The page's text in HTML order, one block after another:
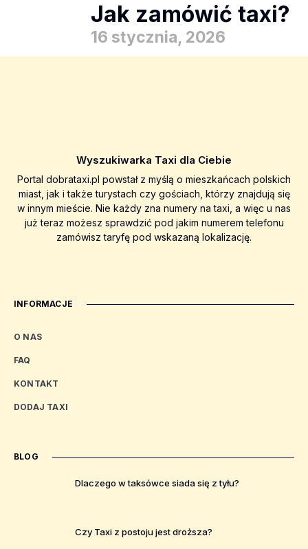
Jak zamówić taxi?
16 stycznia, 2026
Wyszukiwarka Taxi dla Ciebie
Portal dobrataxi.pl powstał z myślą o mieszkańcach polskich
miast, jak i także turystach czy gościach, którzy znajdują się
w innym mieście. Nie każdy zna numery na taxi, a więc u nas
już teraz możesz sprawdzić pod jakim numerem telefonu
zamówisz taryfę pod wskazaną lokalizację.
INFORMACJE
O NAS
FAQ
KONTAKT
DODAJ TAXI
BLOG
Dlaczego w taksówce siada się z tyłu?
Czy Taxi z postoju jest droższa?